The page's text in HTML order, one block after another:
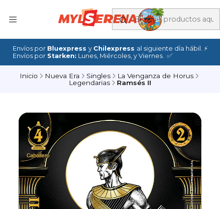
Envíos por Bluexpress y Chilexpress al siguiente día hábil. ⚡
Envíos por Starken: Lunes, Miércoles, y Viernes. ✅
Inicio Nueva Era Singles
La Venganza de Horus
Legendarias
Ramsés II